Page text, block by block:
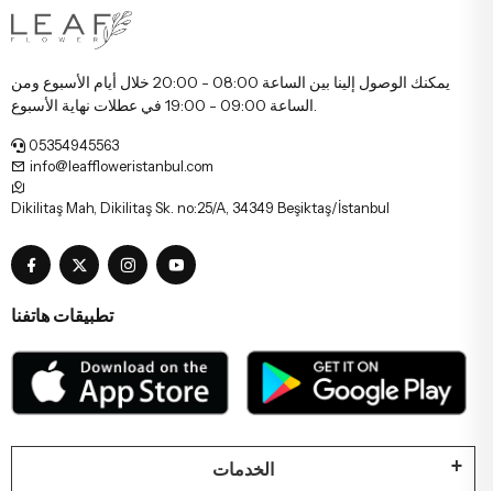
يمكنك الوصول إلينا بين الساعة 08:00 - 20:00 خلال أيام الأسبوع ومن
الساعة 09:00 - 19:00 في عطلات نهاية الأسبوع.
05354945563
info@leaffloweristanbul.com
Dikilitaş Mah, Dikilitaş Sk. no:25/A, 34349 Beşiktaş/İstanbul
تطبيقات هاتفنا
الخدمات